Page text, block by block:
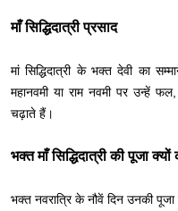
माँ सिद्धिदात्री प्रसाद
मां सिद्धिदात्री के भक्त देवी का
महानवमी या राम नवमी पर उन्हें
चढ़ाते हैं।
भक्त माँ सिद्धिदात्री की पूजा
भक्त नवरात्रि के नौवें दिन उनकी